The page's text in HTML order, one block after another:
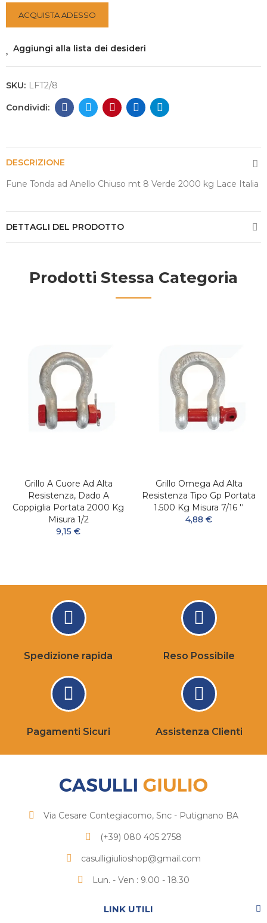
ACQUISTA ADESSO
Aggiungi alla lista dei desideri
SKU: LFT2/8
DESCRIZIONE
Fune Tonda ad Anello Chiuso mt 8 Verde 2000 kg Lace Italia
DETTAGLI DEL PRODOTTO
Prodotti Stessa Categoria
Grillo A Cuore Ad Alta
Resistenza, Dado A
Coppiglia Portata 2000 Kg
Misura 1/2
9,15 €
Grillo Omega Ad Alta
Resistenza Tipo Gp Portata
1.500 Kg Misura 7/16 ''
4,88 €
Spedizione rapida Reso Possibile
Pagamenti Sicuri Assistenza Clienti
Via Cesare Contegiacomo, Snc - Putignano BA
(+39) 080 405 2758
casulligiulioshop@gmail.com
Lun. - Ven : 9.00 - 18.30
LINK UTILI